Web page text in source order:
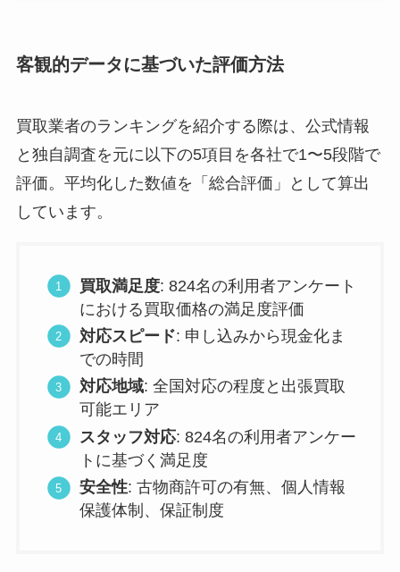
客観的データに基づいた評価方法
買取業者のランキングを紹介する際は、公式情報
と独自調査を元に以下の5項目を各社で1〜5段階で
評価。平均化した数値を「総合評価」として算出
しています。
買取満足度: 824名の利用者アンケート
における買取価格の満足度評価
対応スピード: 申し込みから現金化ま
での時間
対応地域: 全国対応の程度と出張買取
可能エリア
スタッフ対応: 824名の利用者アンケー
トに基づく満足度
安全性: 古物商許可の有無、個人情報
保護体制、保証制度